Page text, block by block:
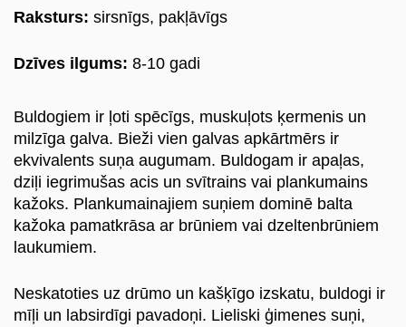
Suņu šķirnes
Kaķu šķirnes
Reģistrācija
Raksturs: sirsnīgs, pakļāvīgs
Dzīves ilgums: 8-10 gadi
Buldogiem ir ļoti spēcīgs, muskuļots ķermenis un
milzīga galva. Bieži vien galvas apkārtmērs ir
ekvivalents suņa augumam. Buldogam ir apaļas,
dziļi iegrimušas acis un svītrains vai plankumains
kažoks. Plankumainajiem suņiem dominē balta
kažoka pamatkrāsa ar brūniem vai dzeltenbrūniem
laukumiem.
Neskatoties uz drūmo un kašķīgo izskatu, buldogi ir
mīļi un labsirdīgi pavadoņi. Lieliski ģimenes suņi,